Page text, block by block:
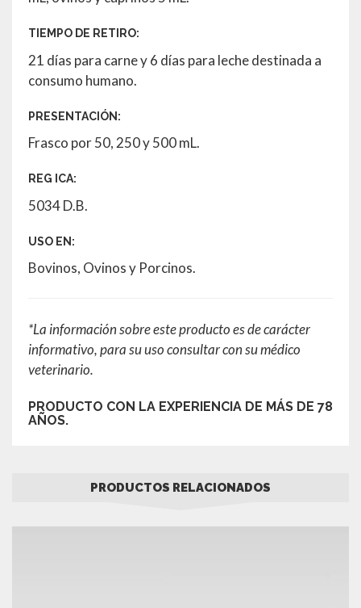
TIEMPO DE RETIRO:
21 días para carne y 6 días para leche destinada a
consumo humano.
PRESENTACIÓN:
Frasco por 50, 250 y 500 mL.
REG ICA:
5034 D.B.
USO EN:
Bovinos, Ovinos y Porcinos.
*La información sobre este producto es de carácter
informativo, para su uso consultar con su médico
veterinario.
PRODUCTO CON LA EXPERIENCIA DE MÁS DE 78
AÑOS.
PRODUCTOS RELACIONADOS